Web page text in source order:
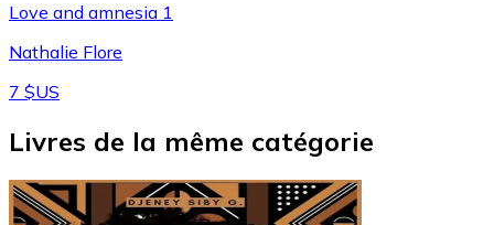
Love and amnesia 1
Nathalie Flore
7 $US
Livres de la même catégorie